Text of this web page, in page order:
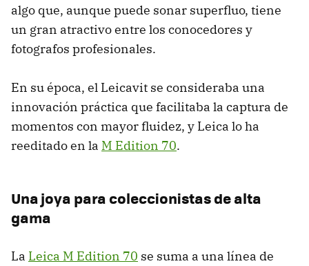
algo que, aunque puede sonar superfluo, tiene
un gran atractivo entre los conocedores y
fotografos profesionales.
En su época, el Leicavit se consideraba una
innovación práctica que facilitaba la captura de
momentos con mayor fluidez, y Leica lo ha
reeditado en la M Edition 70.
Una joya para coleccionistas de alta
gama
La Leica M Edition 70 se suma a una línea de